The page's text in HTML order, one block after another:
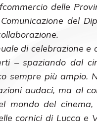
delle
del
di celebrazione e
– spaziando dal
sempre più ampio.
audaci, ma al
mondo del
cornici di Lucca e